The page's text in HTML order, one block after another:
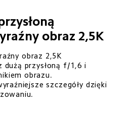
obraz 2,5K
przysłoną f/1,6 i
obrazu.
szczegóły dzięki